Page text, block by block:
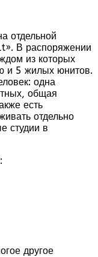
отдельной
В распоряжении
из которых
и 5 жилых юнитов.
одна
общая
есть
отдельно
студии в
другое